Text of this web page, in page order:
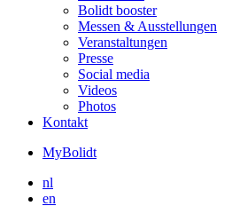
Bolidt booster
Messen & Ausstellungen
Veranstaltungen
Presse
Social media
Videos
Photos
Kontakt
MyBolidt
nl
en